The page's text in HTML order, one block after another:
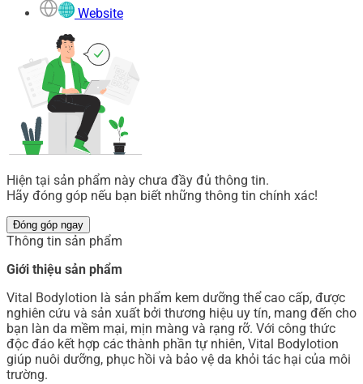
Website
Hiện tại sản phẩm này chưa đầy đủ thông tin.
Hãy đóng góp nếu bạn biết những thông tin chính xác!
Đóng góp ngay
Thông tin sản phẩm
Giới thiệu sản phẩm
Vital Bodylotion là sản phẩm kem dưỡng thể cao cấp, được
nghiên cứu và sản xuất bởi thương hiệu uy tín, mang đến cho
bạn làn da mềm mại, mịn màng và rạng rỡ. Với công thức
độc đáo kết hợp các thành phần tự nhiên, Vital Bodylotion
giúp nuôi dưỡng, phục hồi và bảo vệ da khỏi tác hại của môi
trường.